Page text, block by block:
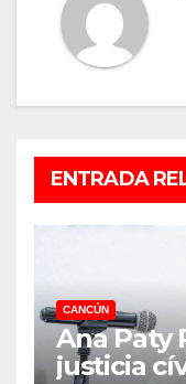
ENTRADA
CANCÚN
Ana Paty
justicia